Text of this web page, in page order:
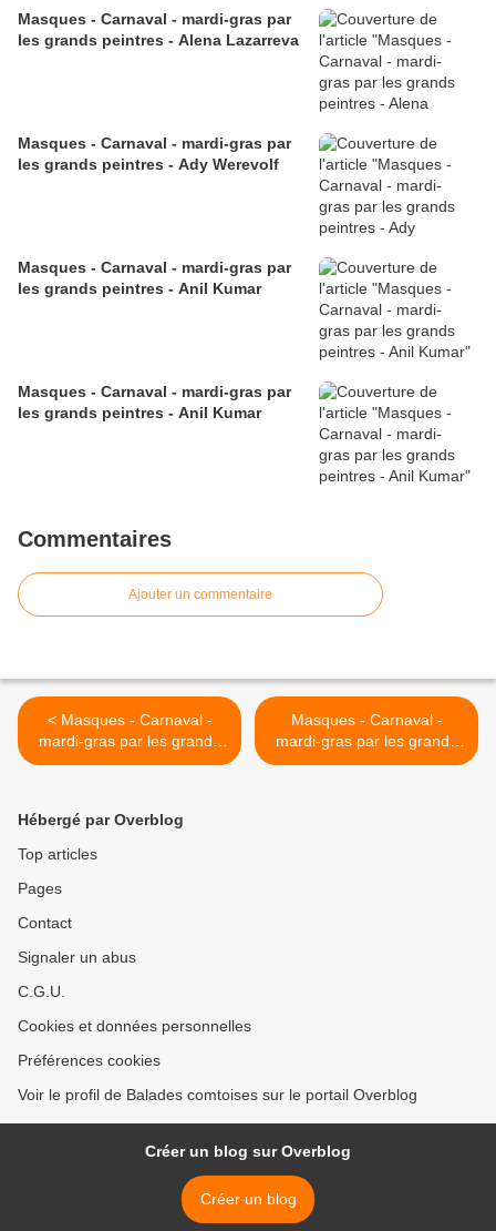
Masques - Carnaval - mardi-gras par
les grands peintres - Alena Lazarreva
Masques - Carnaval - mardi-gras par
les grands peintres - Ady Werevolf
Masques - Carnaval - mardi-gras par
les grands peintres - Anil Kumar
Masques - Carnaval - mardi-gras par
les grands peintres - Anil Kumar
Commentaires
Ajouter un commentaire
< Masques - Carnaval -
mardi-gras par les grands
peintres - Frank Godille -
Masques - Carnaval -
mardi-gras par les grands
peintres - Frank Godille -
Hébergé par Overblog
Top articles
Pages
Contact
Signaler un abus
C.G.U.
Cookies et données personnelles
Préférences cookies
Voir le profil de Balades comtoises sur le portail Overblog
Créer un blog sur Overblog
Créer un blog